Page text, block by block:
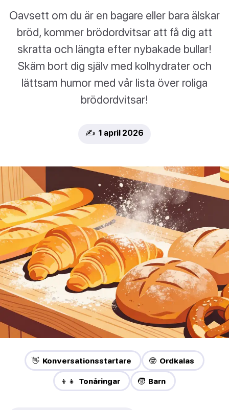
Oavsett om du är en bagare eller bara älskar
bröd, kommer brödordvitsar att få dig att
skratta och längta efter nybakade bullar!
Skäm bort dig själv med kolhydrater och
lättsam humor med vår lista över roliga
brödordvitsar!
✍️ 1 april 2026
👋 Konversationsstartare 🤓 Ordkalas
👦👧 Tonåringar 🧒 Barn